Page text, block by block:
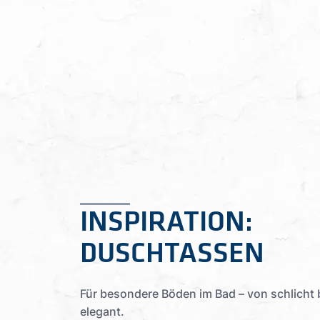
INSPIRATION:
DUSCHTASSEN
Für besondere Böden im Bad – von schlicht
elegant.